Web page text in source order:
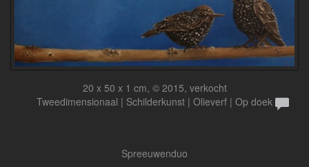
20 x 50 x 1 cm, © 2015, verkocht
Tweedimensionaal | Schilderkunst | Olieverf | Op doek
Spreeuwenduo